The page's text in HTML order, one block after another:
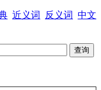
近义词 反义词 中文